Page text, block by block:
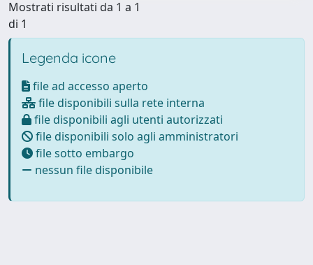
Mostrati risultati da 1 a 1
di 1
Legenda icone
file ad accesso aperto
file disponibili sulla rete interna
file disponibili agli utenti autorizzati
file disponibili solo agli amministratori
file sotto embargo
nessun file disponibile